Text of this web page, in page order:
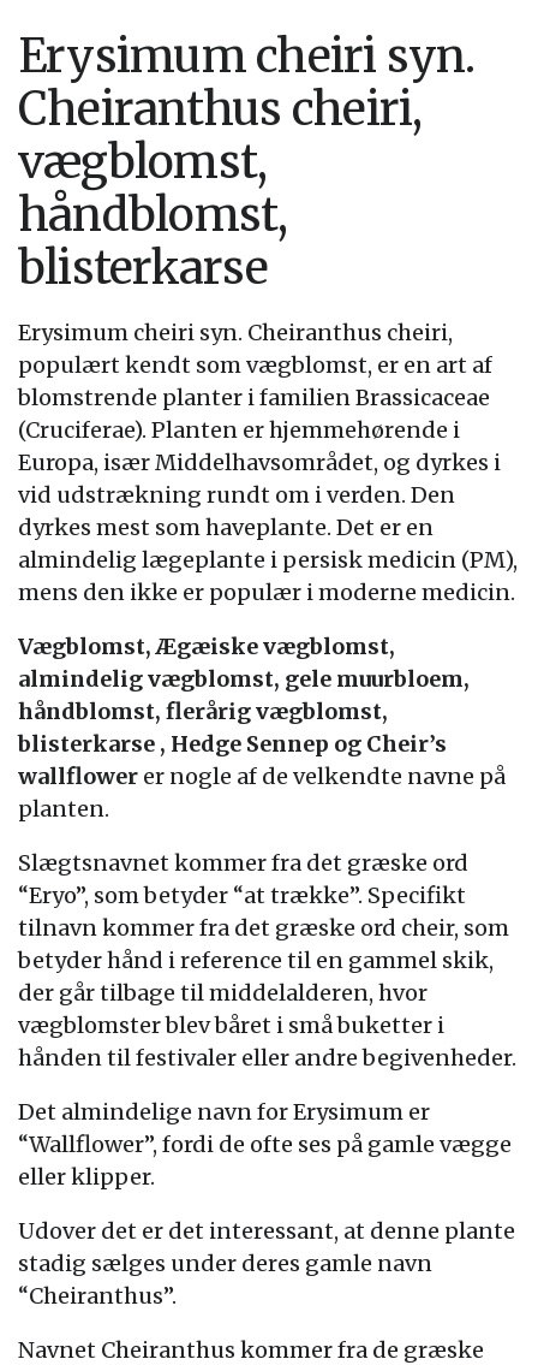
Erysimum cheiri syn.
Cheiranthus cheiri,
vægblomst,
håndblomst,
blisterkarse
Erysimum cheiri syn. Cheiranthus cheiri,
populært kendt som vægblomst, er en art af
blomstrende planter i familien Brassicaceae
(Cruciferae). Planten er hjemmehørende i
Europa, især Middelhavsområdet, og dyrkes i
vid udstrækning rundt om i verden. Den
dyrkes mest som haveplante. Det er en
almindelig lægeplante i persisk medicin (PM),
mens den ikke er populær i moderne medicin.
Vægblomst, Ægæiske vægblomst,
almindelig vægblomst, gele muurbloem,
håndblomst, flerårig vægblomst,
blisterkarse , Hedge Sennep og Cheir’s
wallflower er nogle af de velkendte navne på
planten.
Slægtsnavnet kommer fra det græske ord
“Eryo”, som betyder “at trække”. Specifikt
tilnavn kommer fra det græske ord cheir, som
betyder hånd i reference til en gammel skik,
der går tilbage til middelalderen, hvor
vægblomster blev båret i små buketter i
hånden til festivaler eller andre begivenheder.
Det almindelige navn for Erysimum er
“Wallflower”, fordi de ofte ses på gamle vægge
eller klipper.
Udover det er det interessant, at denne plante
stadig sælges under deres gamle navn
“Cheiranthus”.
Navnet Cheiranthus kommer fra de græske